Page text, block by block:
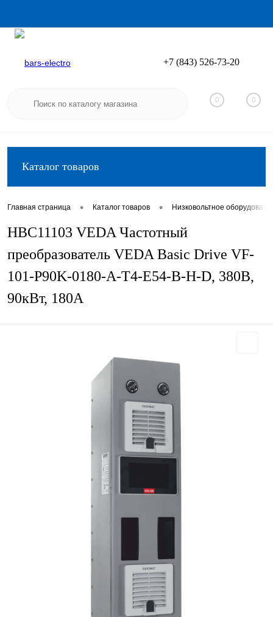
Вход
+7 (843) 526-73-20
0 0
Каталог товаров
Главная страница • Каталог товаров • Низковольтное
HBC11103 VEDA Частотный
преобразователь VEDA Basic Drive VF-
101-P90K-0180-A-T4-E54-B-H-D, 380В,
90кВт, 180А